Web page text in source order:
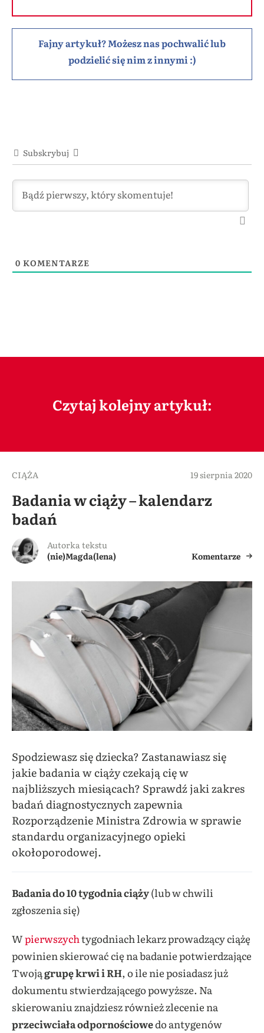
Fajny artykuł? Możesz nas pochwalić lub
podzielić się nim z innymi :)
Subskrybuj
0 KOMENTARZE
Czytaj kolejny artykuł:
CIĄŻA 19 sierpnia 2020
Badania w ciąży – kalendarz
badań
Autorka tekstu
(nie)Magda(lena)
Komentarze
Spodziewasz się dziecka? Zastanawiasz się
jakie badania w ciąży czekają cię w
najbliższych miesiącach? Sprawdź jaki zakres
badań diagnostycznych zapewnia
Rozporządzenie Ministra Zdrowia w sprawie
standardu organizacyjnego opieki
okołoporodowej.
Badania do 10 tygodnia ciąży(lub w chwili
zgłoszenia się)
Wpierwszychtygodniach lekarz prowadzący ciążę
powinien skierować cię na badanie potwierdzające
Twojągrupę krwi i RH, o ile nie posiadasz już
dokumentu stwierdzającego powyższe. Na
skierowaniu znajdziesz również zlecenie na
przeciwciała odpornościowedo antygenów